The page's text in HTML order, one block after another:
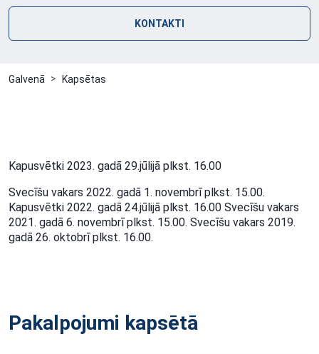
KONTAKTI
Galvenā Kapsētas
Kapusvētki 2023. gadā 29.jūlijā plkst. 16.00
Svecīšu vakars 2022. gadā 1. novembrī plkst. 15.00.
Kapusvētki 2022. gadā 24.jūlijā plkst. 16.00 Svecīšu vakars
2021. gadā 6. novembrī plkst. 15.00. Svecīšu vakars 2019.
gadā 26. oktobrī plkst. 16.00.
Pakalpojumi kapsētā